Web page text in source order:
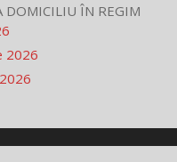
DOMICILIU ÎN REGIM
2026